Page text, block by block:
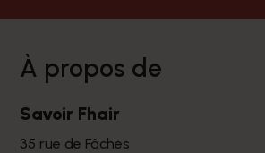
à propos de
Savoir Fhair
35 rue de Fâches